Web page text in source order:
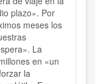
plazo». Por
meses los
La
en «un
la